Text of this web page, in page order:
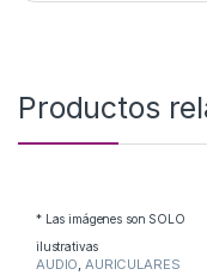
Productos
* Las imágenes son SOLO
ilustrativas
AUDIO,AURICULARES